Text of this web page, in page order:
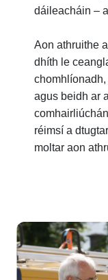
dáileacháin –
Aon athruithe
dhíth le
agus beidh ar
réimsí a
moltar aon